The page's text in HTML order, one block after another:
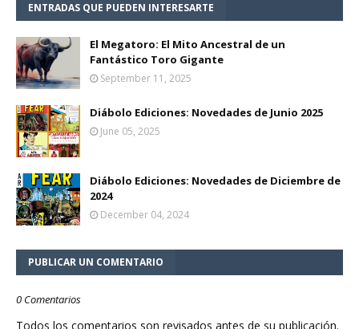
ENTRADAS QUE PUEDEN INTERESARTE
El Megatoro: El Mito Ancestral de un
Fantástico Toro Gigante
September 11, 2025
Diábolo Ediciones: Novedades de Junio 2025
June 05, 2025
Diábolo Ediciones: Novedades de Diciembre de
2024
December 04, 2024
PUBLICAR UN COMENTARIO
0 Comentarios
Todos los comentarios son revisados antes de su publicación.